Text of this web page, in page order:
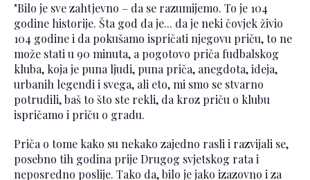
"Bilo je sve zahtjevno – da se razumijemo. To je 104
godine historije. Šta god da je... da je neki čovjek živio
104 godine i da pokušamo ispričati njegovu priču, to ne
može stati u 90 minuta, a pogotovo priča fudbalskog
kluba, koja je puna ljudi, puna priča, anegdota, ideja,
urbanih legendi i svega, ali eto, mi smo se stvarno
potrudili, baš to što ste rekli, da kroz priču o klubu
ispričamo i priču o gradu.
Priča o tome kako su nekako zajedno rasli i razvijali se,
posebno tih godina prije Drugog svjetskog rata i
neposredno poslije. Tako da, bilo je jako izazovno i za